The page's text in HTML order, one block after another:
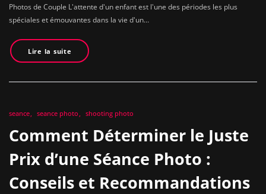
Photos de Couple L'attente d'un enfant est l'une des périodes les plus
spéciales et émouvantes dans la vie d'un…
Lire la suite
seance seance photo shooting photo
Comment Déterminer le Juste
Prix d’une Séance Photo :
Conseils et Recommandations